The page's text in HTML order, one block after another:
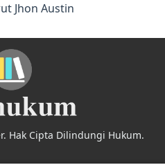
Jhon Austin
Hak Cipta Dilindungi Hukum.